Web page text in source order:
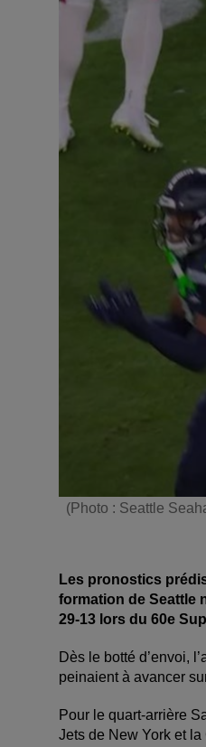
(Photo : Seattle
Les pronostics
formation de Seattle
29-13 lors du 60e
Dès le botté d’envoi,
peinaient à avancer
Pour le quart-arrière
Jets de New York et